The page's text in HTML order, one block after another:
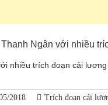
Ngân với nhiều
nhiều trích đoạn cải
2018 Trích đoạn cải